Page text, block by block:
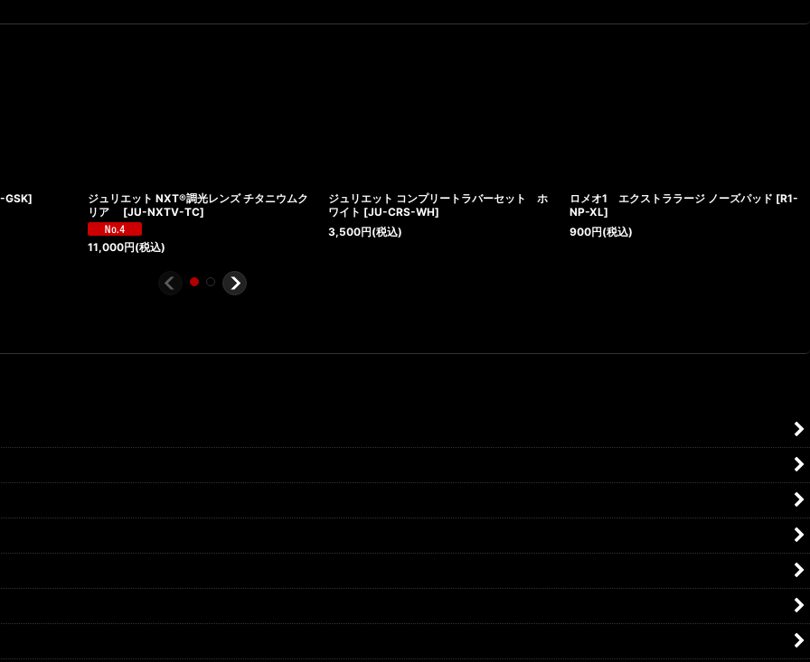
GSK]
ジュリエット NXT®調光レンズ チタニウムク
リア
[JU-NXTV-TC]
11,000円(税込)
ジュリエット コンプリートラバーセット ホ
ワイト [JU-CRS-WH]
3,500円(税込)
ロメオ1 エクストララージ ノーズパッド [R1-
NP-XL]
900円(税込)